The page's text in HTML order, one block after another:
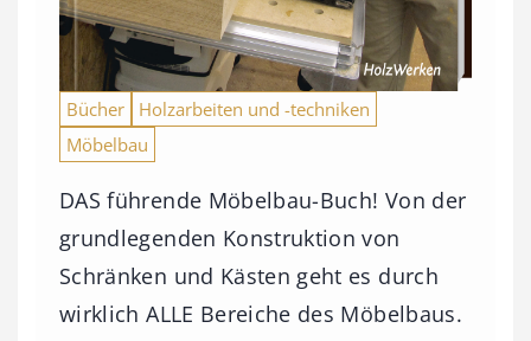
Bücher
Holzarbeiten und -techniken
Möbelbau
DAS führende Möbelbau-Buch! Von der
grundlegenden Konstruktion von
Schränken und Kästen geht es durch
wirklich ALLE Bereiche des Möbelbaus.